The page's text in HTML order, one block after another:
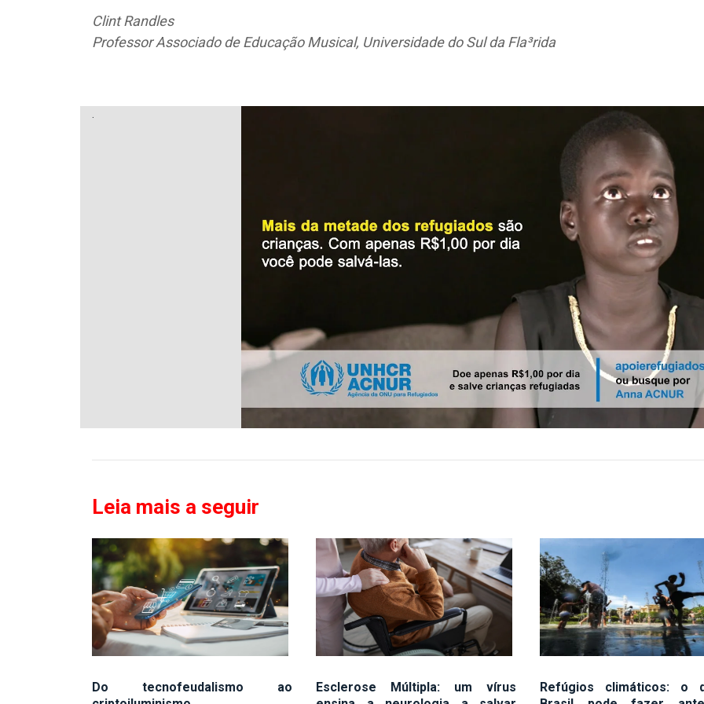
Clint Randles
Professor Associado de Educação Musical, Universidade do Sul da Fla³rida
Leia mais a seguir
Do tecnofeudalismo ao
Esclerose Múltipla: um vírus
Refúgios climáticos: o